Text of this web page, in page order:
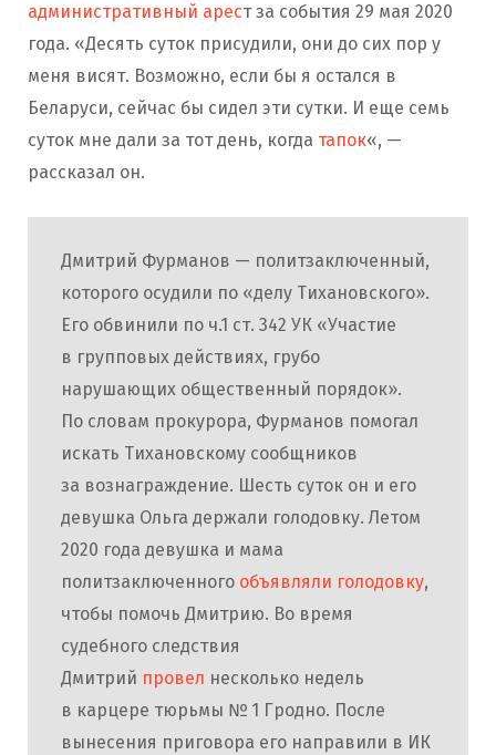
административный арест за события 29 мая 2020
года. «Десять суток присудили, они до сих пор у
меня висят. Возможно, если бы я остался в
Беларуси, сейчас бы сидел эти сутки. И еще семь
суток мне дали за тот день, когда тапок«, —
рассказал он.
Дмитрий Фурманов — политзаключенный,
которого осудили по «делу Тихановского».
Его обвинили по ч.1 ст. 342 УК «Участие
в групповых действиях, грубо
нарушающих общественный порядок».
По словам прокурора, Фурманов помогал
искать Тихановскому сообщников
за вознаграждение. Шесть суток он и его
девушка Ольга держали голодовку. Летом
2020 года девушка и мама
политзаключенного объявляли голодовку,
чтобы помочь Дмитрию. Во время
судебного следствия
Дмитрий провел несколько недель
в карцере тюрьмы № 1 Гродно. После
вынесения приговора его направили в ИК